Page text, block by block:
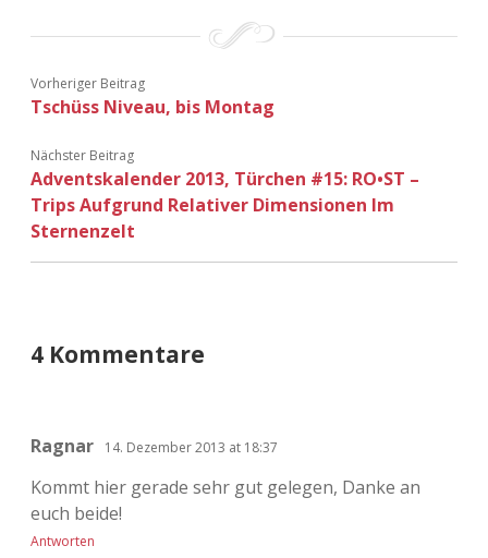
Vorheriger Beitrag
Tschüss Niveau, bis Montag
Nächster Beitrag
Adventskalender 2013, Türchen #15: RO•ST –
Trips Aufgrund Relativer Dimensionen Im
Sternenzelt
4 Kommentare
Ragnar 14. Dezember 2013 at 18:37
Kommt hier gerade sehr gut gelegen, Danke an
euch beide!
Antworten